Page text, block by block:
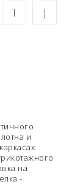
I J
и
на
-